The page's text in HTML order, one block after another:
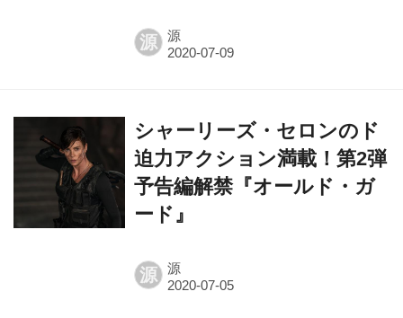
源 源
シャーリーズ・セロンのド
迫力アクション満載！第2弾
予告編解禁『オールド・ガ
ード』
源 源